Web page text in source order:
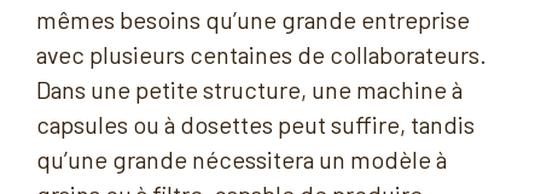
mêmes besoins qu’une grande entreprise
avec plusieurs centaines de collaborateurs.
Dans une petite structure, une machine à
capsules ou à dosettes peut suffire, tandis
qu’une grande nécessitera un modèle à